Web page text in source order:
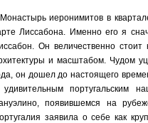
иеронимитов в
Лиссабона. Именно его я
Он величественно стоит
и масштабом. Чудом
он дошел до настоящего
португальским
появившемся на
заявила о себе как